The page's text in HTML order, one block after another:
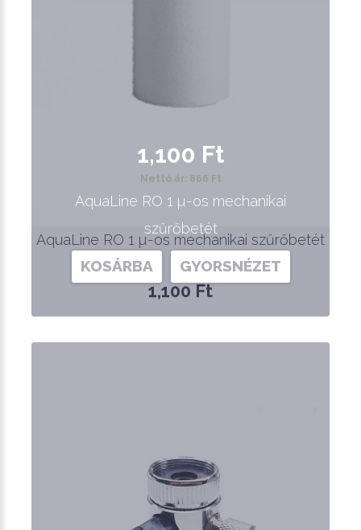
AquaLine RO 1 µ-os mechanikai szűrőbetét
1,100 Ft
1,100 Ft
Nettó ár: 866 Ft
AquaLine RO 1 µ-os mechanikai
szűrőbetét
KOSÁRBA GYORSNÉZET